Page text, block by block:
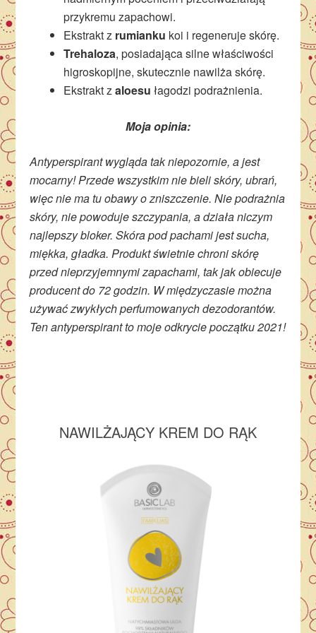
przykremu zapachowi.
Ekstrakt z rumianku koi i regeneruje skórę.
Trehaloza, posiadająca silne właściwości
higroskopijne, skutecznie nawilża skórę.
Ekstrakt zaloesułagodzi podrażnienia.
Moja opinia:
Antyperspirant wygląda tak niepozornie, a jest
mocarny! Przede wszystkim nie bieli skóry, ubrań,
więc nie ma tu obawy o zniszczenie. Nie podrażnia
skóry, nie powoduje szczypania, a działa niczym
najlepszy bloker. Skóra pod pachami jest sucha,
miękka, gładka. Produkt świetnie chroni skórę
przed nieprzyjemnymi zapachami, tak jak obiecuje
producent do 72 godzin. W międzyczasie można
używać zwykłych perfumowanych dezodorantów.
Ten antyperspirant to moje odkrycie początku 2021!
NAWILŻAJĄCY KREM DO RĄK